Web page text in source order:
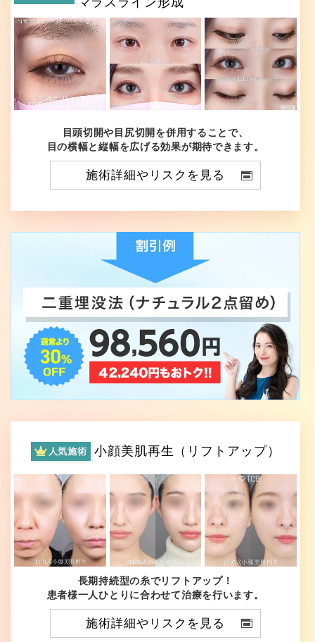
目頭切開や目尻切開を併用することで、
目の横幅と縦幅を広げる効果が期待できます。
施術詳細やリスクを見る
人気施術 小顔美肌再生（リフトアップ）
長期持続型の糸でリフトアップ！
患者様一人ひとりに合わせて治療を行います。
施術詳細やリスクを見る